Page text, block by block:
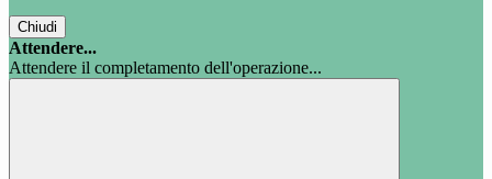
Chiudi
Attendere...
Attendere il completamento dell'operazione...